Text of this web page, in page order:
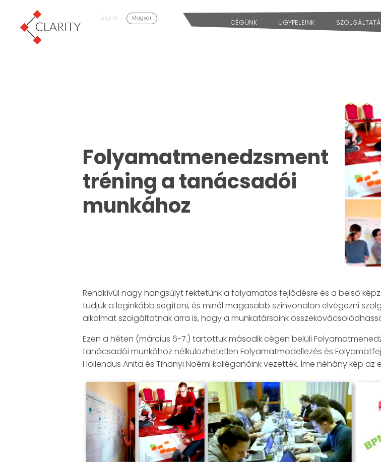
English Magyar CÉGÜNK ÜGYFELEINK
Folyamatmenedzsment
tréning a tanácsadói
munkához
Rendkívül nagy hangsúlyt fektetünk a folyamatos fejlődésre és a belső
tudjuk a leginkább segíteni, és minél magasabb színvonalon elvégezni
alkalmat szolgáltatnak arra is, hogy a munkatársaink
Ezen a héten (március 6-7.) tartottuk második cégen belüli
tanácsadói munkához nélkülözhetetlen Folyamatmodellezés és
Hollendus Anita és Tihanyi Noémi kolléganőink vezették. Íme néhány kép az